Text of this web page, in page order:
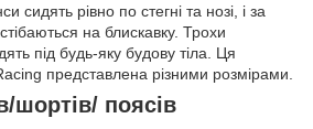
сидять рівно по стегні та нозі, і за
на блискавку. Трохи
під будь-яку будову тіла. Ця
представлена різними розмірами.
шортів/ поясів